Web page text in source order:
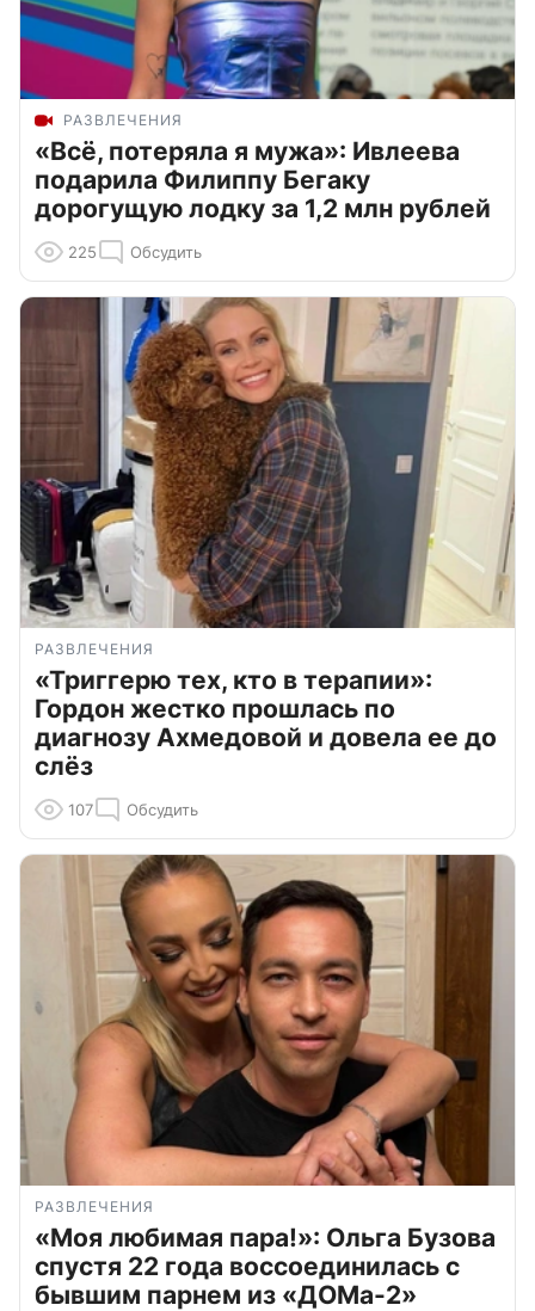
РАЗВЛЕЧЕНИЯ
«Всё, потеряла я мужа»: Ивлеева
подарила Филиппу Бегаку
дорогущую лодку за 1,2 млн рублей
225 Обсудить
РАЗВЛЕЧЕНИЯ
«Триггерю тех, кто в терапии»:
Гордон жестко прошлась по
диагнозу Ахмедовой и довела ее до
слёз
107 Обсудить
РАЗВЛЕЧЕНИЯ
«Моя любимая пара!»: Ольга Бузова
спустя 22 года воссоединилась с
бывшим парнем из «ДОМа-2»